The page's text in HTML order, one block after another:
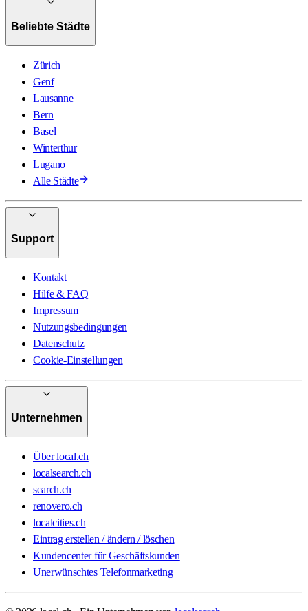
Beliebte Städte
Zürich
Genf
Lausanne
Bern
Basel
Winterthur
Lugano
Alle Städte
Support
Kontakt
Hilfe & FAQ
Impressum
Nutzungsbedingungen
Datenschutz
Cookie-Einstellungen
Unternehmen
Über local.ch
localsearch.ch
search.ch
renovero.ch
localcities.ch
Eintrag erstellen / ändern / löschen
Kundencenter für Geschäftskunden
Unerwünschtes Telefonmarketing